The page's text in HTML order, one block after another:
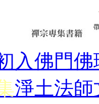
入佛門佛
淨土法師